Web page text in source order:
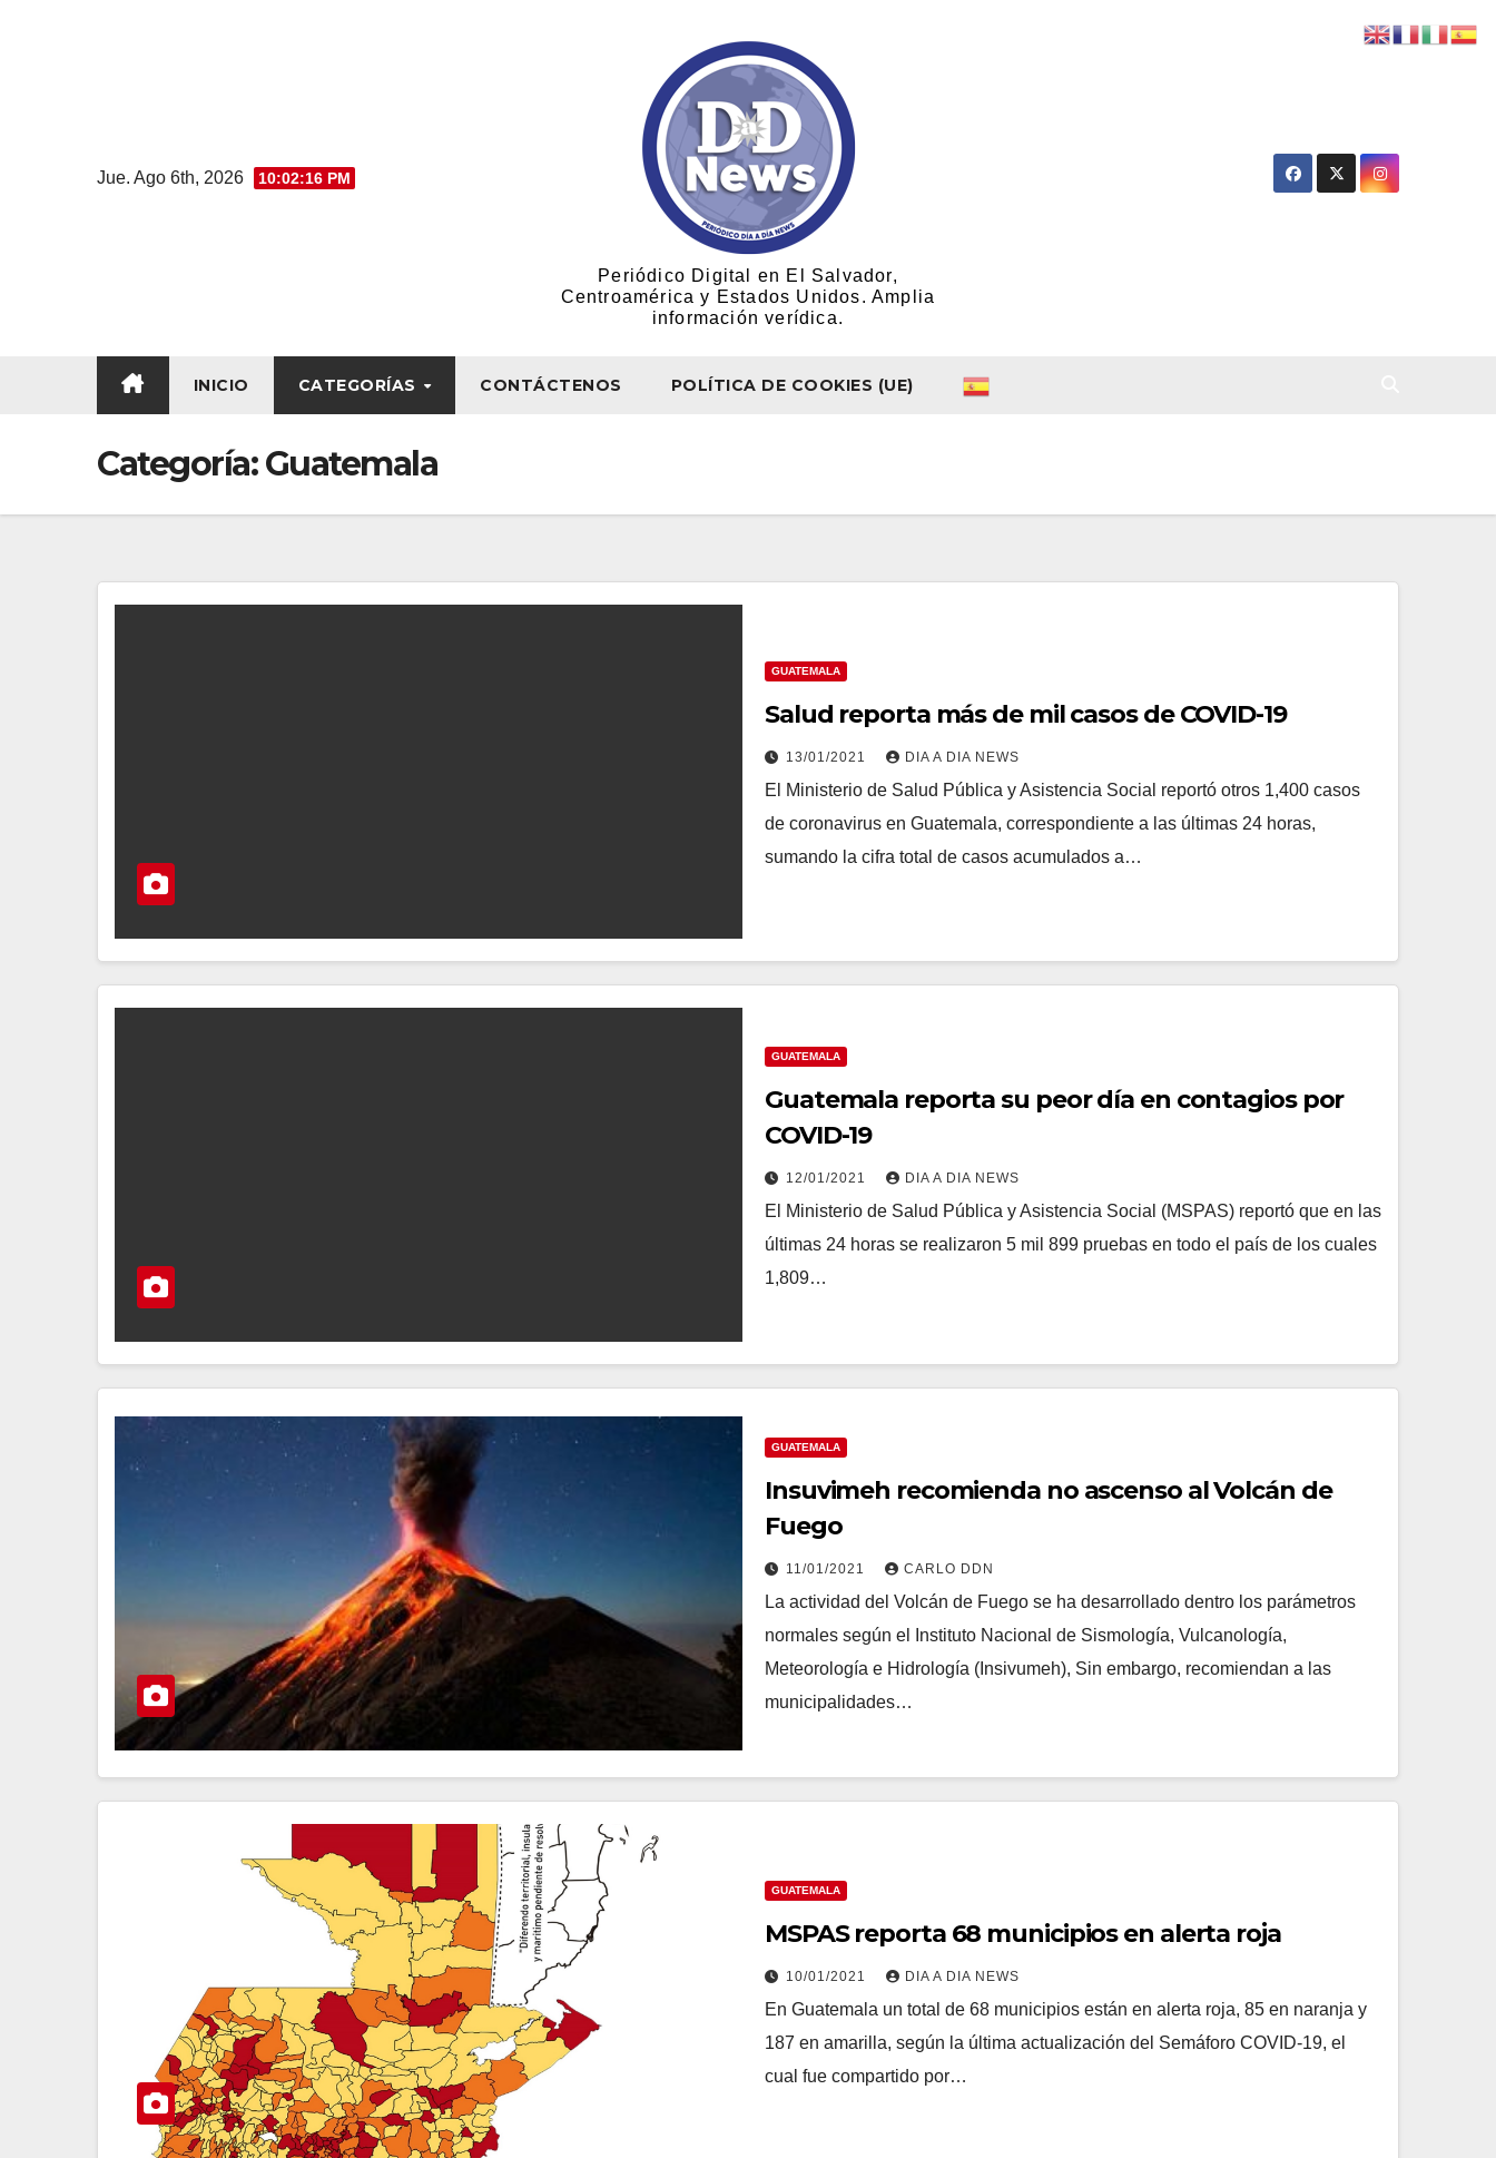
Jue. Ago 6th, 2026 10:02:17 PM
Periódico Digital en El Salvador,
Centroamérica y Estados Unidos. Amplia
información verídica.
INICIO CATEGORÍAS CONTÁCTENOS POLÍTICA DE COOKIES (UE)
Categoría:Guatemala
GUATEMALA
Salud reporta más de mil casos de COVID-19
13/01/2021 DIA A DIA NEWS
El Ministerio de Salud Pública y Asistencia Social reportó otros 1,400 casos
de coronavirus en Guatemala, correspondiente a las últimas 24 horas,
sumando la cifra total de casos acumulados a…
GUATEMALA
Guatemala reporta su peor día en contagios por
COVID-19
12/01/2021 DIA A DIA NEWS
El Ministerio de Salud Pública y Asistencia Social (MSPAS) reportó que en las
últimas 24 horas se realizaron 5 mil 899 pruebas en todo el país de los cuales
1,809…
GUATEMALA
Insuvimeh recomienda no ascenso al Volcán de
Fuego
11/01/2021 CARLO DDN
La actividad del Volcán de Fuego se ha desarrollado dentro los parámetros
normales según el Instituto Nacional de Sismología, Vulcanología,
Meteorología e Hidrología (Insivumeh), Sin embargo, recomiendan a las
municipalidades…
GUATEMALA
MSPAS reporta 68 municipios en alerta roja
10/01/2021 DIA A DIA NEWS
En Guatemala un total de 68 municipios están en alerta roja, 85 en naranja y
187 en amarilla, según la última actualización del Semáforo COVID-19, el
cual fue compartido por…